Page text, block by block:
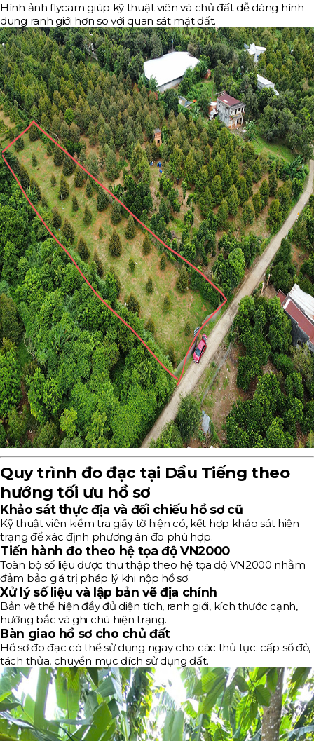
Hình ảnh flycam giúp kỹ thuật viên và chủ đất dễ dàng hình
dung ranh giới hơn so với quan sát mặt đất.
Quy trình đo đạc tại Dầu Tiếng theo
hướng tối ưu hồ sơ
Khảo sát thực địa và đối chiếu hồ sơ cũ
Kỹ thuật viên kiểm tra giấy tờ hiện có, kết hợp khảo sát hiện
trạng để xác định phương án đo phù hợp.
Tiến hành đo theo hệ tọa độ VN2000
Toàn bộ số liệu được thu thập theo hệ tọa độ VN2000 nhằm
đảm bảo giá trị pháp lý khi nộp hồ sơ.
Xử lý số liệu và lập bản vẽ địa chính
Bản vẽ thể hiện đầy đủ diện tích, ranh giới, kích thước cạnh,
hướng bắc và ghi chú hiện trạng.
Bàn giao hồ sơ cho chủ đất
Hồ sơ đo đạc có thể sử dụng ngay cho các thủ tục: cấp sổ đỏ,
tách thửa, chuyển mục đích sử dụng đất.